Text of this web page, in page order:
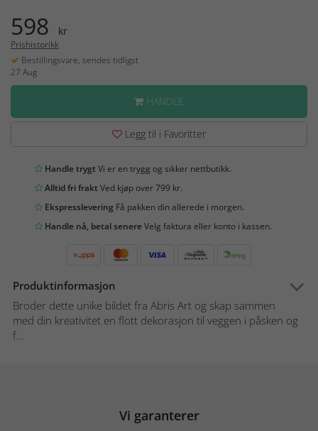
598 kr
Prishistorikk
Bestillingsvare, sendes tidligst
27 Aug
HANDLE
Legg til i Favoritter
Handle trygtVi er en trygg og sikker nettbutikk.
Alltid fri fraktVed kjøp over 799 kr.
Ekspresslevering Få pakken din allerede i morgen.
Handle nå, betal senereVelg faktura eller konto i kassen.
Produktinformasjon
Broder dette unike bildet fra Abris Art og skap sammen
med din kreativitet en flott dekorasjon til veggen i påsken og
f...
Vi garanterer